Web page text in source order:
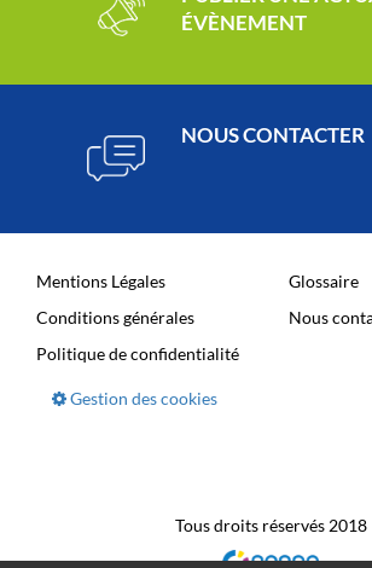
ÉVÈNEMENT
NOUS CONTACTER
Mentions Légales
Conditions générales
Politique de confidentialité
Gestion des cookies
Glossaire
Nous
Tous droits réservés 2018